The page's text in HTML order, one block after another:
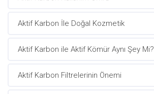
Aktif Karbon İle Doğal Kozmetik
Aktif Karbon ile Aktif Kömür Aynı Şey Mi?
Aktif Karbon Filtrelerinin Önemi